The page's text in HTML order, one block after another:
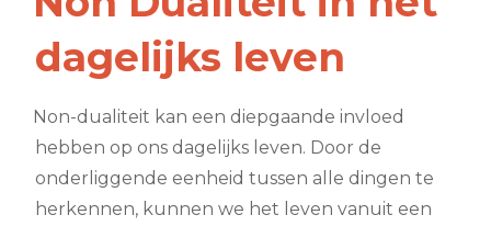
dagelijks leven
Non-dualiteit kan een diepgaande invloed
hebben op ons dagelijks leven. Door de
onderliggende eenheid tussen alle dingen te
herkennen, kunnen we het leven vanuit een